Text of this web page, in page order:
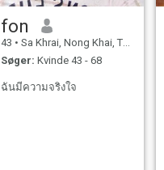
fon
43 • Sa Khrai, Nong Khai, Thailand
Søger: Kvinde 43 - 68
ฉันมีความจริงใจ